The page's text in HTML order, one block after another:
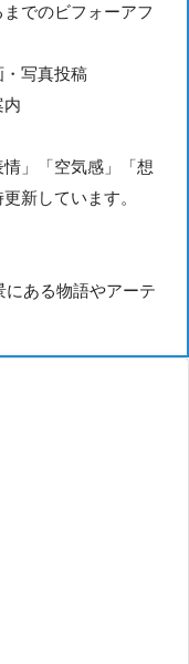
でのビフォーアフ
・写真投稿
内
」「空気感」「想
新しています。
にある物語やアーテ